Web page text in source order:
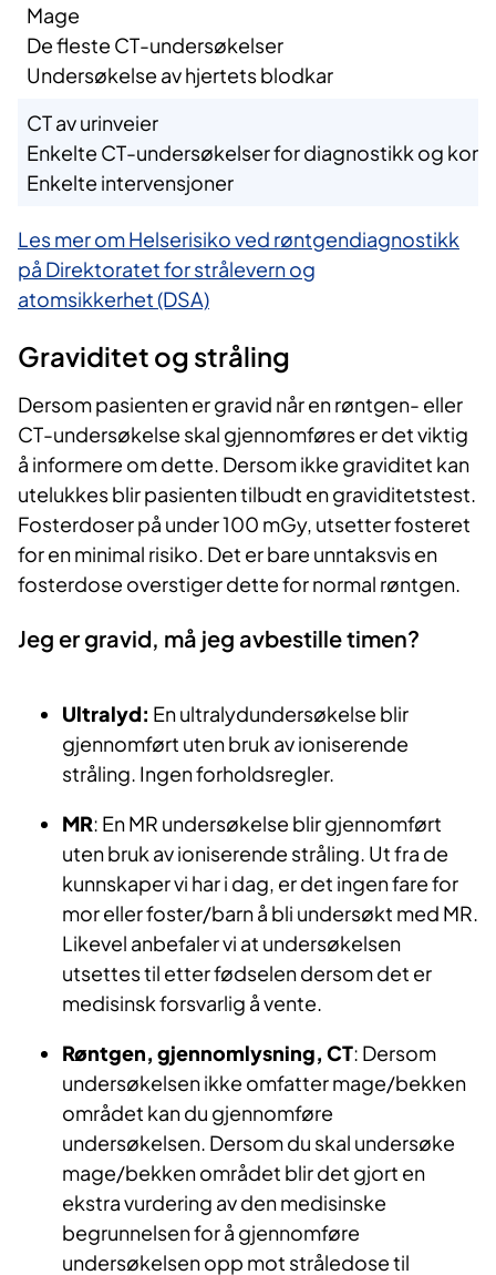
Mage
De fleste CT-undersøkelser
Undersøkelse av hjertets blodkar
​CT av urinveier
Enkelte CT-undersøkelser for diagnostikk og
Enkelte intervensjoner
Les mer om Helserisiko ved røntgendiagnostikk
på Direktoratet for strålevern og
atomsikkerhet (DSA)​
Graviditet og stråling
Dersom pasienten er gravid når en røntgen- eller
CT-undersøkelse skal gjennomføres er det viktig
å informere om dette. Dersom ikke graviditet kan
utelukkes blir pasienten tilbudt en graviditetstest.
Fosterdoser på under 100 mGy, utsetter fosteret
for en minimal risiko. Det er bare unntaksvis en
fosterdose overstiger dette for normal røntgen.
Jeg er gravid, må jeg avbestille timen?
Ultralyd: En ultralydundersøkelse blir
gjennomført uten bruk av ioniserende
stråling. Ingen forholdsregler.
MR: En MR undersøkelse blir gjennomført
uten bruk av ioniserende stråling. Ut fra de
kunnskaper vi har i dag, er det ingen fare for
mor eller foster/barn å bli undersøkt med MR.
Likevel anbefaler vi at undersøkelsen
utsettes til etter fødselen dersom det er
medisinsk forsvarlig å vente.
Røntgen, gjennomlysning, CT: Dersom
undersøkelsen ikke omfatter mage/bekken
området kan du gjennomføre
undersøkelsen. Dersom du skal undersøke
mage/bekken området blir det gjort en
ekstra vurdering av den medisinske
begrunnelsen for å gjennomføre
undersøkelsen opp mot stråledose til